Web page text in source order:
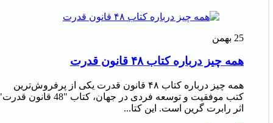
25 بهمن
همه چیز درباره کتاب ۴۸ قانون قدرت
همه چیز درباره کتاب ۴۸ قانون قدرت یکی از پرفروش‌ترین
کتب موفقیت و توسعه فردی در جهان، کتاب "48 قانون
اثر رابرت گرین است. این کتا...